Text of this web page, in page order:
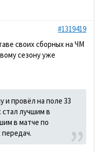
#1319419
своих сборных на ЧМ
сезону уже
и провёл на поле 33
стал лучшим в
в матче по